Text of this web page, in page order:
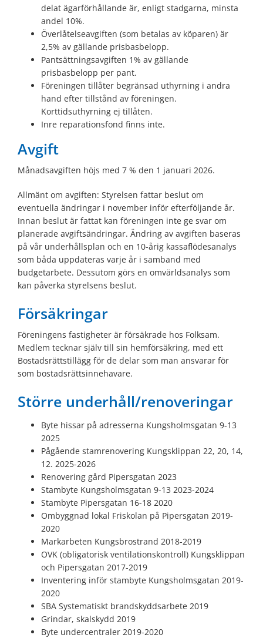
delat ägarförhållande är, enligt stadgarna, minsta
andel 10%.
Överlåtelseavgiften (som betalas av köparen) är
2,5% av gällande prisbasbelopp.
Pantsättningsavgiften 1% av gällande
prisbasbelopp per pant.
Föreningen tillåter begränsad uthyrning i andra
hand efter tillstånd av föreningen.
Korttidsuthyrning ej tillåten.
Inre reparationsfond finns inte.
Avgift
Månadsavgiften höjs med 7 % den 1 januari 2026.
Allmänt om avgiften: Styrelsen fattar beslut om
eventuella ändringar i november inför efterföljande år.
Innan beslut är fattat kan föreningen inte ge svar om
planerade avgiftsändringar. Ändring av avgiften baseras
på vår underhållsplan och en 10-årig kassaflödesanalys
som båda uppdateras varje år i samband med
budgetarbete. Dessutom görs en omvärldsanalys som
kan påverka styrelsens beslut.
Försäkringar
Föreningens fastigheter är försäkrade hos Folksam.
Medlem tecknar själv till sin hemförsäkring, med ett
Bostadsrättstillägg för de delar som man ansvarar för
som bostadsrättsinnehavare.
Större underhåll/renoveringar
Byte hissar på adresserna Kungsholmsgatan 9-13
2025
Pågående stamrenovering Kungsklippan 22, 20, 14,
12. 2025-2026
Renovering gård Pipersgatan 2023
Stambyte Kungsholmsgatan 9-13 2023-2024
Stambyte Pipersgatan 16-18 2020
Ombyggnad lokal Friskolan på Pipersgatan 2019-
2020
Markarbeten Kungsbrostrand 2018-2019
OVK (obligatorisk ventilationskontroll) Kungsklippan
och Pipersgatan 2017-2019
Inventering inför stambyte Kungsholmsgatan 2019-
2020
SBA Systematiskt brandskyddsarbete 2019
Grindar, skalskydd 2019
Byte undercentraler 2019-2020